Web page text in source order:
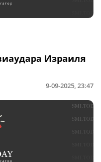
Израиля
9-09-2025, 23:47